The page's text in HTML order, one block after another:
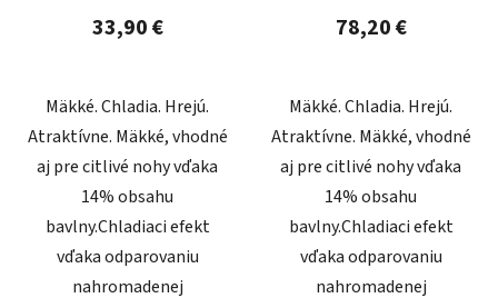
33,90 €
Mäkké. Chladia. Hrejú.
Atraktívne. Mäkké, vhodné
aj pre citlivé nohy vďaka
14% obsahu
bavlny.Chladiaci efekt
vďaka odparovaniu
nahromadenej
78,20 €
Mäkké. Chladia. Hrejú.
Atraktívne. Mäkké, vhodné
aj pre citlivé nohy vďaka
14% obsahu
bavlny.Chladiaci efekt
vďaka odparovaniu
nahromadenej